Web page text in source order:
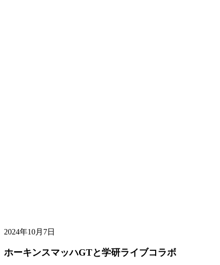
2024年10月7日
ホーキンスマッハGTと学研ライブコラボ